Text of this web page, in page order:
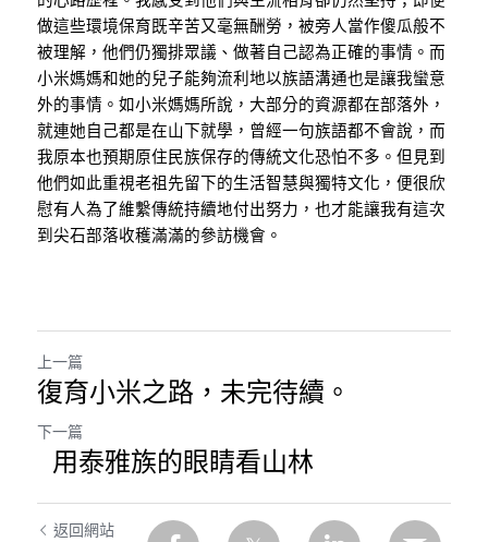
做這些環境保育既辛苦又毫無酬勞，被旁人當作傻瓜般不
被理解，他們仍獨排眾議、做著自己認為正確的事情。而
小米媽媽和她的兒子能夠流利地以族語溝通也是讓我蠻意
外的事情。如小米媽媽所說，大部分的資源都在部落外，
就連她自己都是在山下就學，曾經一句族語都不會說，而
我原本也預期原住民族保存的傳統文化恐怕不多。但見到
他們如此重視老祖先留下的生活智慧與獨特文化，便很欣
慰有人為了維繫傳統持續地付出努力，也才能讓我有這次
到尖石部落收穫滿滿的參訪機會。
上一篇
復育小米之路，未完待續。
下一篇
用泰雅族的眼睛看山林
返回網站